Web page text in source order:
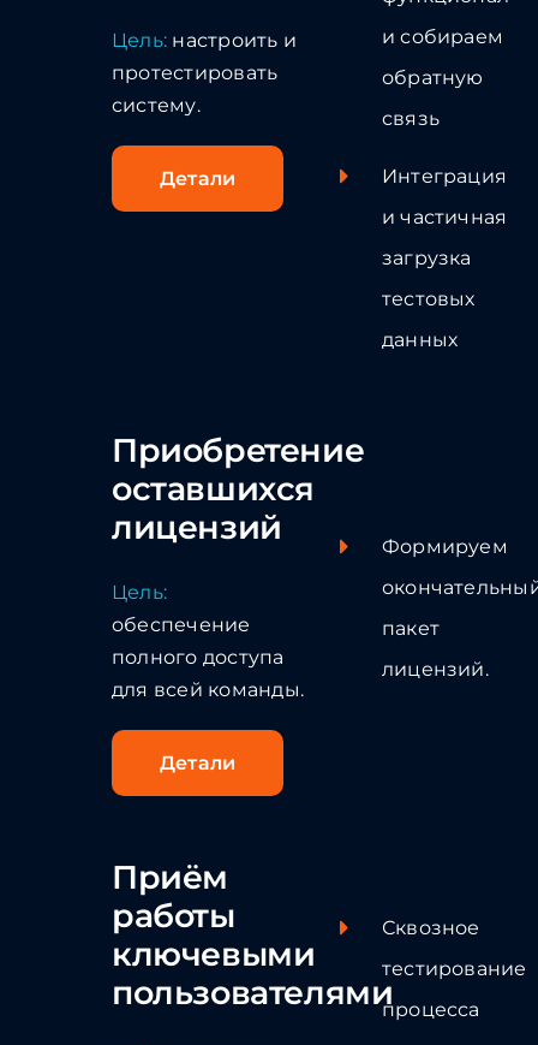
Цель: настроить и
протестировать
систему.
Детали
и собираем
обратную
связь
Интеграция
и частичная
загрузка
тестовых
данных
Приобретение
оставшихся
лицензий
Цель:
обеспечение
полного доступа
для всей команды.
Детали
Формируем
пакет
лицензий.
Приём
работы
ключевыми
пользователями
Сквозное
тестирование
процесса